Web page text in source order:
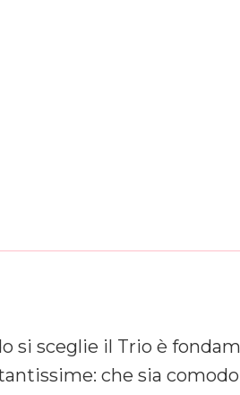
si sceglie il Trio è
che sia